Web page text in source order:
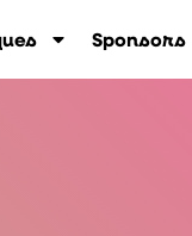
Sponsors